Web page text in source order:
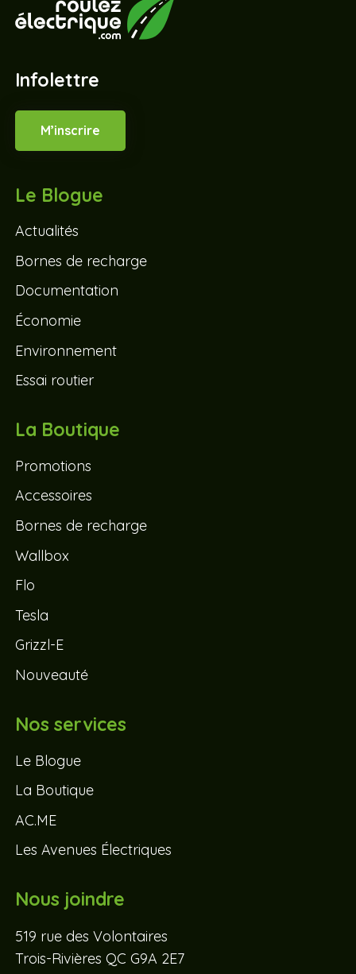
Infolettre
M’inscrire
Le Blogue
Actualités
Bornes de recharge
Documentation
Économie
Environnement
Essai routier
La Boutique
Promotions
Accessoires
Bornes de recharge
Wallbox
Flo
Tesla
Grizzl-E
Nouveauté
Nos services
Le Blogue
La Boutique
AC.ME
Les Avenues Électriques
Nous joindre
519 rue des Volontaires
Trois-Rivières QC G9A 2E7